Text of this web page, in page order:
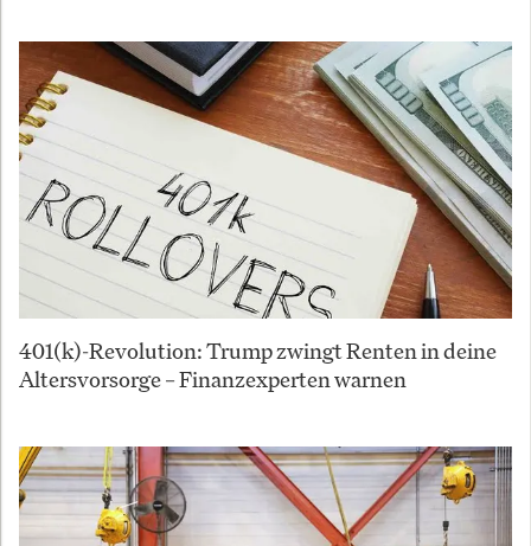
401(k)-Revolution: Trump zwingt Renten in deine
Altersvorsorge – Finanzexperten warnen